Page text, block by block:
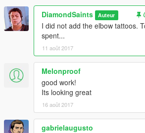
DiamondSaints Auteur
I did not add the elbow tattoos.
spent...
11 août 2017
Melonproof
good work!
Its looking great
16 août 2017
gabrielaugusto